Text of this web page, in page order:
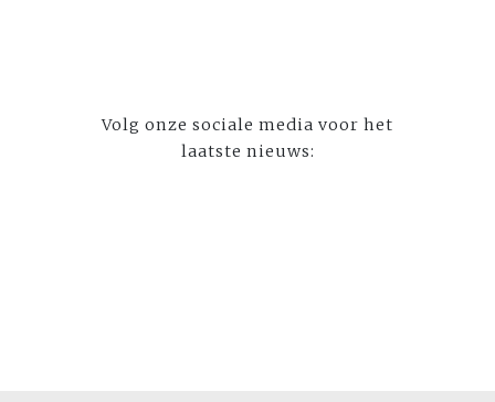
Volg onze sociale media voor het
laatste nieuws: